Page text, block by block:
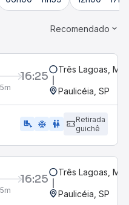
Recomendado
16:25 Três Lagoas, MS
Paulicéia, SP
airline_seat_legroom_extra ac_unit WC
Retirada
guichê
16:25 Três Lagoas, MS
Paulicéia, SP